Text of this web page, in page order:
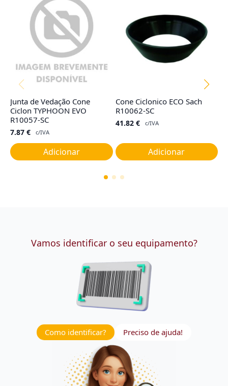
Junta de Vedação Cone
Ciclon TYPHOON EVO
R10057-SC
7.87 € c/IVA
Adicionar
Cone Ciclonico ECO Sach
R10062-SC
41.82 € c/IVA
Adicionar
Vamos identificar o seu equipamento?
Como identificar? Preciso de ajuda!